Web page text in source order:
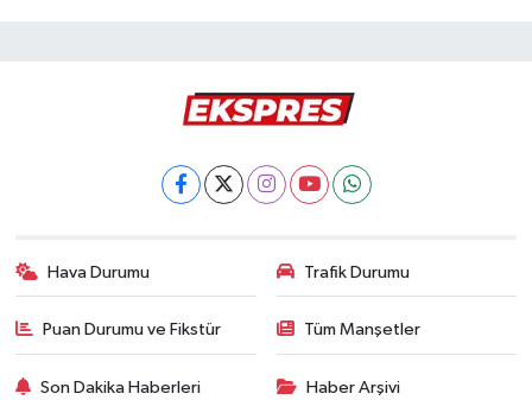
Hava Durumu Trafik Durumu
Puan Durumu ve Fikstür Tüm Manşetler
Son Dakika Haberleri Haber Arşivi